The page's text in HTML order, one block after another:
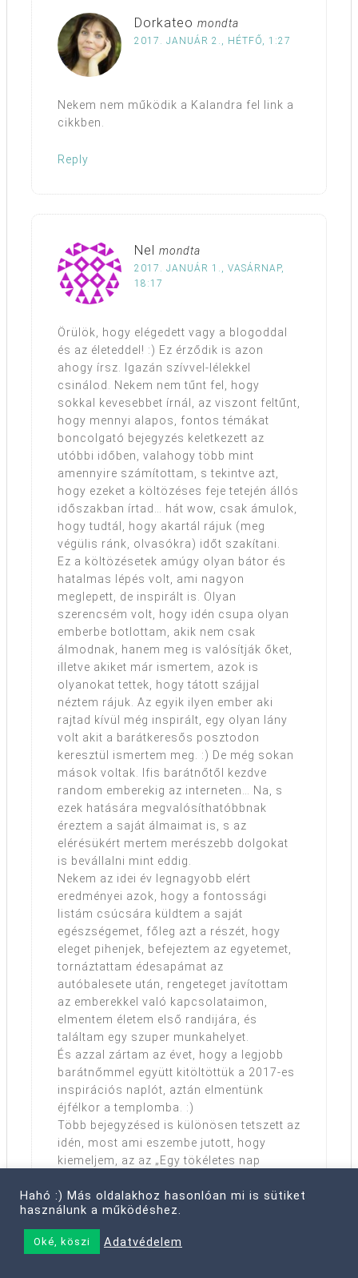
Dorkateo mondta
2017. JANUÁR 2., HÉTFŐ, 1:27
Nekem nem működik a Kalandra fel link a
cikkben.
Reply
Nel mondta
2017. JANUÁR 1., VASÁRNAP,
18:17
Örülök, hogy elégedett vagy a blogoddal
és az életeddel! :) Ez érződik is azon
ahogy írsz. Igazán szívvel-lélekkel
csinálod. Nekem nem tűnt fel, hogy
sokkal kevesebbet írnál, az viszont feltűnt,
hogy mennyi alapos, fontos témákat
boncolgató bejegyzés keletkezett az
utóbbi időben, valahogy több mint
amennyire számítottam, s tekintve azt,
hogy ezeket a költözéses feje tetején állós
időszakban írtad… hát wow, csak ámulok,
hogy tudtál, hogy akartál rájuk (meg
végülis ránk, olvasókra) időt szakítani.
Ez a költözésetek amúgy olyan bátor és
hatalmas lépés volt, ami nagyon
meglepett, de inspirált is. Olyan
szerencsém volt, hogy idén csupa olyan
emberbe botlottam, akik nem csak
álmodnak, hanem meg is valósítják őket,
illetve akiket már ismertem, azok is
olyanokat tettek, hogy tátott szájjal
néztem rájuk. Az egyik ilyen ember aki
rajtad kívül még inspirált, egy olyan lány
volt akit a barátkeresős posztodon
keresztül ismertem meg. :) De még sokan
mások voltak. Ifis barátnőtől kezdve
random emberekig az interneten… Na, s
ezek hatására megvalósíthatóbbnak
éreztem a saját álmaimat is, s az
elérésükért mertem merészebb dolgokat
is bevállalni mint eddig.
Nekem az idei év legnagyobb elért
eredményei azok, hogy a fontossági
listám csúcsára küldtem a saját
egészségemet, főleg azt a részét, hogy
eleget pihenjek, befejeztem az egyetemet,
tornáztattam édesapámat az
autóbalesete után, rengeteget javítottam
az emberekkel való kapcsolataimon,
elmentem életem első randijára, és
találtam egy szuper munkahelyet.
És azzal zártam az évet, hogy a legjobb
barátnőmmel együtt kitöltöttük a 2017-es
inspirációs naplót, aztán elmentünk
éjfélkor a templomba. :)
Több bejegyzésed is különösen tetszett az
idén, most ami eszembe jutott, hogy
kiemeljem, az az „Egy tökéletes nap
hogy “megfogunkhalnííííííí”, és bizony
jópárszor éreztem úgy magam. :)) S
olyankor elolvastam, hogy
megnyugodjak, hogy nem baj, ha visítok
Hahó :) Más oldalakhoz hasonlóan mi is sütiket
használunk a működéshez.
Oké, köszi Adatvédelem